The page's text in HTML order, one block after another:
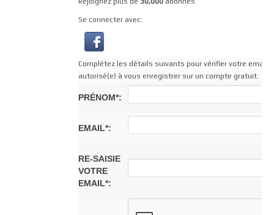
Se connecter avec:
Complétez les détails suivants pour vérifier votre email
autorisé(e) à vous enregistrer sur un compte gratuit.
PRÉNOM*:
EMAIL*:
RE-SAISIE
VOTRE
EMAIL*: